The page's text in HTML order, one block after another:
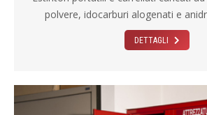
polvere, idocarburi alogenati e
DETTAGLI